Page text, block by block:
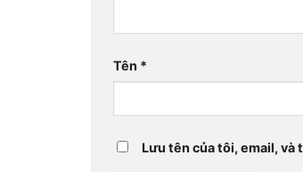
Tên *
Lưu tên của tôi, email,